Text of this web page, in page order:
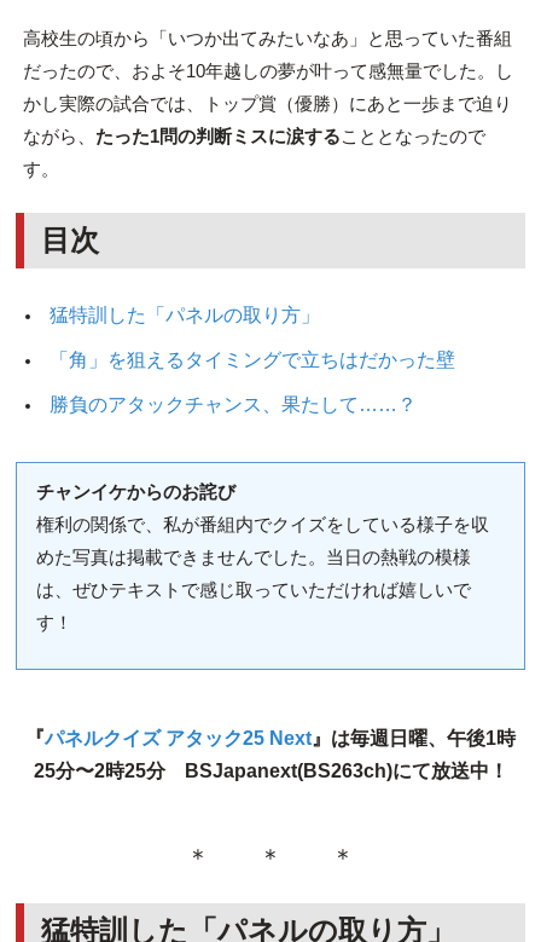
高校生の頃から「いつか出てみたいなあ」と思っていた番組
だったので、およそ10年越しの夢が叶って感無量でした。し
かし実際の試合では、トップ賞（優勝）にあと一歩まで迫り
ながら、 たった1問の判断ミスに涙することとなったので
す。
目次
猛特訓した「パネルの取り方」
「角」を狙えるタイミングで立ちはだかった壁
勝負のアタックチャンス、果たして……？
チャンイケからのお詫び
権利の関係で、私が番組内でクイズをしている様子を収
めた写真は掲載できませんでした。当日の熱戦の模様
は、ぜひテキストで感じ取っていただければ嬉しいで
す！
『パネルクイズ アタック25 Next 』は毎週日曜、午後1時
25分〜2時25分 BSJapanext(BS263ch)にて放送中！
＊ ＊ ＊
猛特訓した「パネルの取り方」